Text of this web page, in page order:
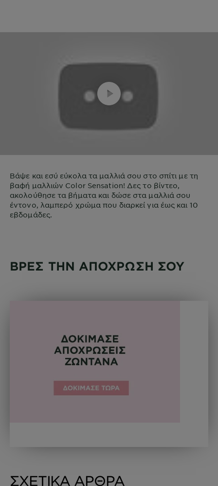
Βάψε και εσύ εύκολα τα μαλλιά σου στο σπίτι με τη
βαφή μαλλιών Color Sensation! Δες το βίντεο,
ακολούθησε τα βήματα και δώσε στα μαλλιά σου
έντονο, λαμπερό χρώμα που διαρκεί για έως και 10
εβδομάδες.
ΒΡΕΣ ΤΗΝ ΑΠΟΧΡΩΣΗ ΣΟΥ
ΣΧΕΤΙΚΑ ΑΡΘΡΑ